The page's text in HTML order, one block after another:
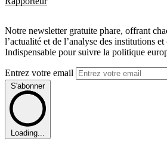
Notre newsletter gratuite phare, offrant
l’actualité et de l’analyse des institutions
Indispensable pour suivre la politique
Entrez votre email
S'abonner
Loading...